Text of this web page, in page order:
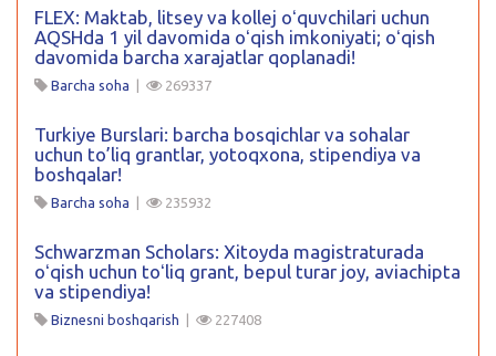
FLEX: Maktab, litsey va kollej oʻquvchilari uchun
AQSHda 1 yil davomida oʻqish imkoniyati; oʻqish
davomida barcha xarajatlar qoplanadi!
Barcha soha | 269337
Turkiye Burslari: barcha bosqichlar va sohalar
uchun to’liq grantlar, yotoqxona, stipendiya va
boshqalar!
Barcha soha | 235932
Schwarzman Scholars: Xitoyda magistraturada
oʻqish uchun toʻliq grant, bepul turar joy, aviachipta
va stipendiya!
Biznesni boshqarish | 227408